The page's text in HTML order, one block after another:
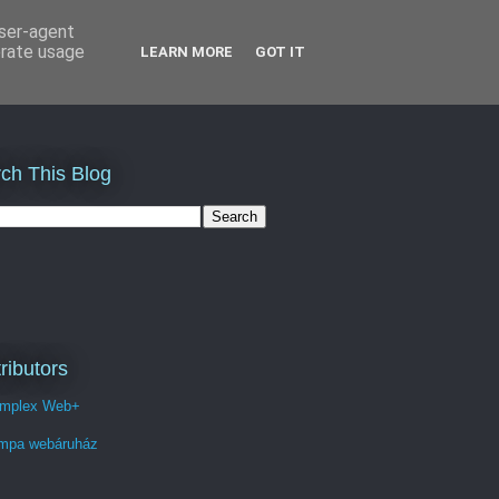
This Blog
Web+
webáruház
agent
usage
LEARN MORE GOT IT